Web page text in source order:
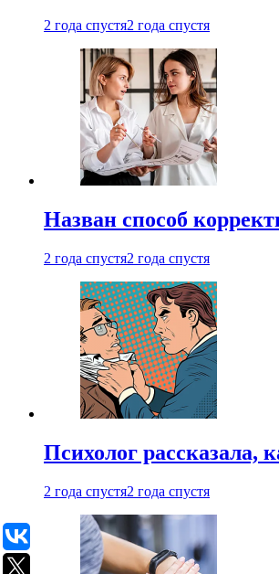
2 года спустя2 года спустя
Назван способ
2 года спустя2 года спустя
Психолог рассказала,
2 года спустя2 года спустя